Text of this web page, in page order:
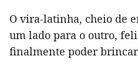
O vira-latinha, cheio de
um lado para o outro,
finalmente poder